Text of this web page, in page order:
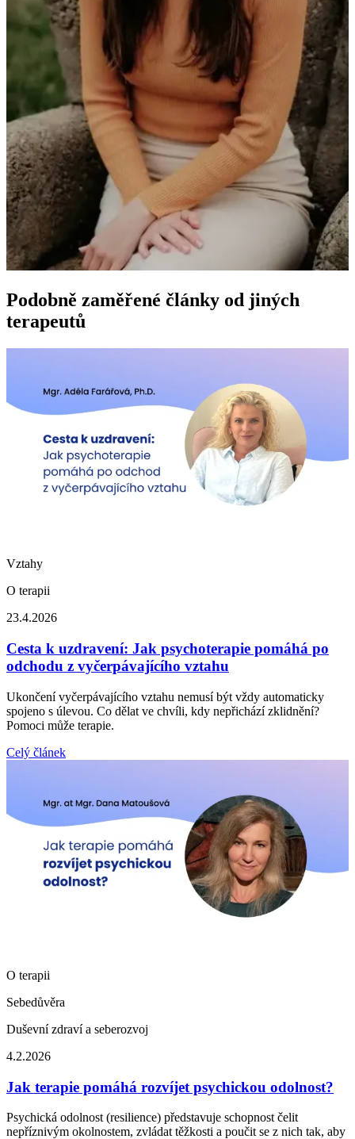
Podobně zaměřené články od jiných
terapeutů
Vztahy
O terapii
23.4.2026
Cesta k uzdravení: Jak psychoterapie pomáhá po
odchodu z vyčerpávajícího vztahu
Ukončení vyčerpávajícího vztahu nemusí být vždy automaticky
spojeno s úlevou. Co dělat ve chvíli, kdy nepřichází zklidnění?
Pomoci může terapie.
Celý článek
O terapii
Sebedůvěra
Duševní zdraví a seberozvoj
4.2.2026
Jak terapie pomáhá rozvíjet psychickou odolnost?
Psychická odolnost (resilience) představuje schopnost čelit
nepříznivým okolnostem, zvládat těžkosti a poučit se z nich tak, aby